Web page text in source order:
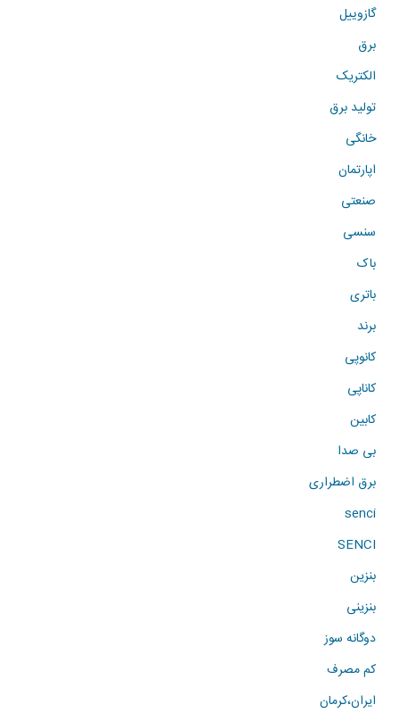
گازوییل
برق
الکتریک
تولید برق
خانگی
اپارتمان
صنعتی
سنسی
باک
باتری
برند
کانوپی
کاناپی
کابین
بی صدا
برق اضطراری
senci
SENCI
بنزین
بنزینی
دوگانه سوز
کم مصرف
ایران،کرمان